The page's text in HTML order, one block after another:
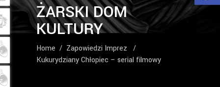
ŻARSKI DOM
KULTURY
Home / Zapowiedzi Imprez
/
Kukurydziany Chłopiec – serial filmowy